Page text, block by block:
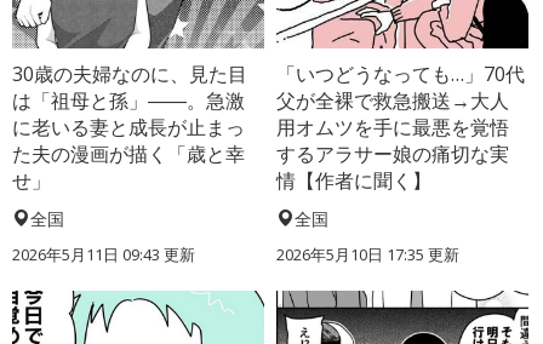
30歳の夫婦なのに、見た目
は「祖母と孫」――。急激
に老いる妻と成長が止まっ
た夫の漫画が描く「歳と幸
せ」
全国
2026年5月11日 09:43 更新
「いつどうなっても…」70代
父が全裸で救急搬送→大人
用オムツを手に最悪を覚悟
するアラサー娘の痛切な実
情【作者に聞く】
全国
2026年5月10日 17:35 更新